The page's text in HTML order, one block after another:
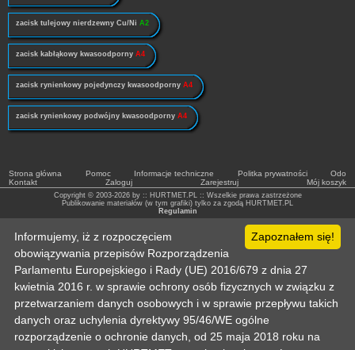
zacisk tulejowy nierdzewny Cu/Ni A2
zacisk kabłąkowy kwasoodporny A4
zacisk rynienkowy pojedynczy kwasoodporny A4
zacisk rynienkowy podwójny kwasoodporny A4
Strona główna Pomoc Informacje techniczne Politka prywatności
Odo
Kontakt
Zaloguj Zarejestruj Mój koszyk
Copyright © 2003-2026 by :: HURTMET.PL :: Wszelkie prawa zastrzeżone
Publikowanie materiałów (w tym grafiki) tylko za zgodą HURTMET.PL
Regulamin
Zapoznałem się!
Informujemy, iż z rozpoczęciem
obowiązywania przepisów Rozporządzenia
Parlamentu Europejskiego i Rady (UE) 2016/679 z dnia 27
kwietnia 2016 r. w sprawie ochrony osób fizycznych w związku z
przetwarzaniem danych osobowych i w sprawie przepływu takich
danych oraz uchylenia dyrektywy 95/46/WE ogólne
rozporządzenie o ochronie danych, od 25 maja 2018 roku na